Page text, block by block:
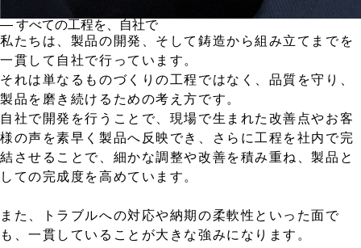
― すべての工程を、自社で
私たちは、製品の開発、そして鋳造から組み立てまでを
一貫して自社で行っています。
それは単なるものづくりの工程ではなく、品質を守り、
製品を磨き続けるための考え方です。
自社で開発を行うことで、現場で生まれた改善点やお客
様の声を素早く製品へ反映でき、さらに工程を社内で完
結させることで、細かな調整や改善を積み重ね、製品と
しての完成度を高めています。
また、トラブルへの対応や納期の柔軟性といった面で
も、一貫していることが大きな強みになります。